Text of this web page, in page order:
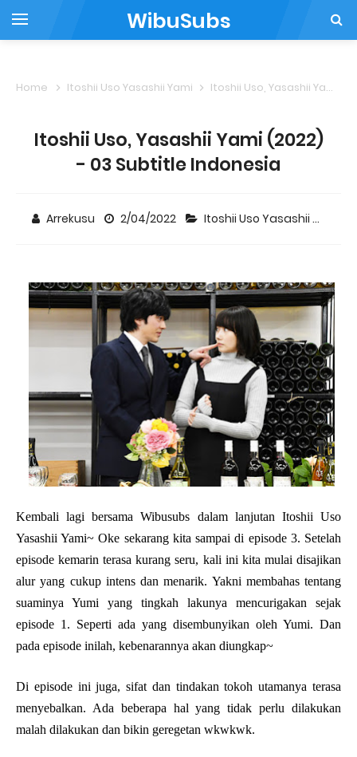
WibuSubs
Home Itoshii Uso Yasashii Yami Itoshii Uso, Yasashii Yami (2022) - 03 Subtitle Indonesia
Itoshii Uso, Yasashii Yami (2022)
- 03 Subtitle Indonesia
Arrekusu 2/04/2022 Itoshii Uso Yasashii Yami
Kembali lagi bersama Wibusubs dalam lanjutan Itoshii Uso
Yasashii Yami~ Oke sekarang kita sampai di episode 3. Setelah
episode kemarin terasa kurang seru, kali ini kita mulai disajikan
alur yang cukup intens dan menarik. Yakni membahas tentang
suaminya Yumi yang tingkah lakunya mencurigakan sejak
episode 1. Seperti ada yang disembunyikan oleh Yumi. Dan
pada episode inilah, kebenarannya akan diungkap~
Di episode ini juga, sifat dan tindakan tokoh utamanya terasa
menyebalkan. Ada beberapa hal yang tidak perlu dilakukan
malah dilakukan dan bikin geregetan wkwkwk.